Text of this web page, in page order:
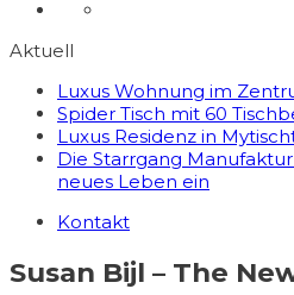
Aktuell
Luxus Wohnung im
Spider Tisch mit 60
Luxus Residenz in
Die Starrgang
neues Leben ein
Kontakt
Susan Bijl – The